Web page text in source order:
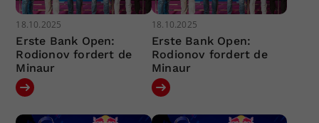
18.10.2025
Erste Bank Open:
Rodionov fordert de
Minaur
18.10.2025
Erste Bank Open:
Rodionov fordert de
Minaur